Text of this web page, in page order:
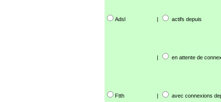
Adsl | actifs depuis
| en attente de
Ftth | avec connexions